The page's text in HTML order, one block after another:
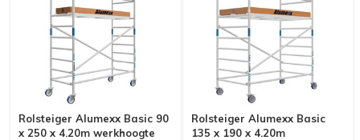
Rolsteiger Alumexx Basic 90
x 250 x 4.20m werkhoogte
Rolsteiger Alumexx Basic
135 x 190 x 4.20m